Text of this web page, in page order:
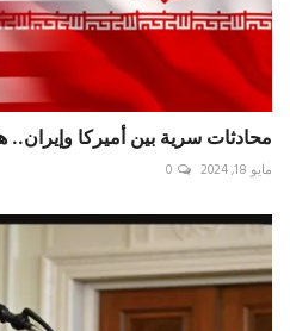
محادثات سرية بين أميركا وإيران..
مايو 18, 2024 0